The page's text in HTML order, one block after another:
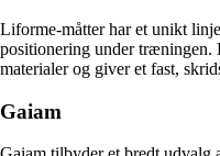
Liforme-måtter har et unikt
positionering under
materialer og giver et fast,
Gaiam